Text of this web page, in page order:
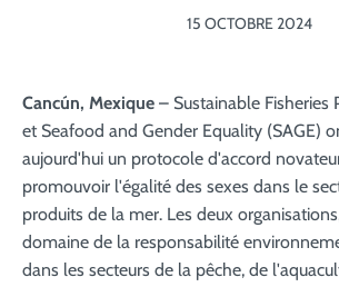
15 OCTOBRE 2024
Cancún, Mexique – Sustainable Fisheries
et Seafood and Gender Equality (SAGE)
aujourd'hui un protocole d'accord
promouvoir l'égalité des sexes dans le
produits de la mer. Les deux
domaine de la responsabilité
dans les secteurs de la pêche, de